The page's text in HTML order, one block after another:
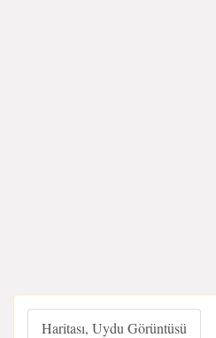
Haritası, Uydu Görüntüsü